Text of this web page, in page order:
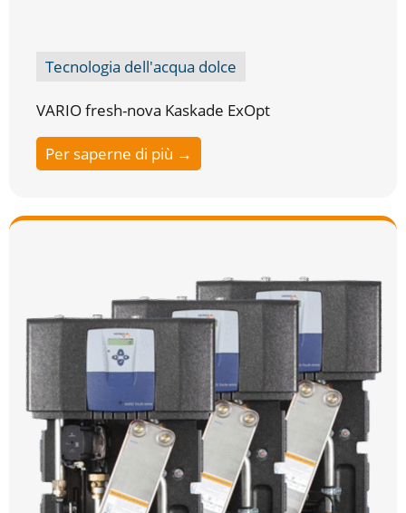
Tecnologia dell'acqua dolce
VARIO fresh-nova Kaskade ExOpt
Per saperne di più →